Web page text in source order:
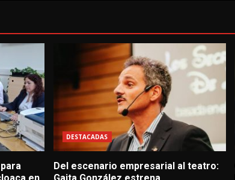
DESTACADAS
Del escenario empresarial al teatro: